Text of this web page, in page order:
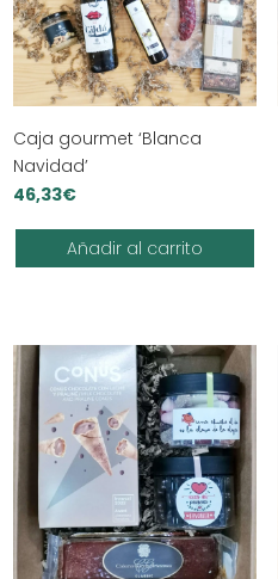
Caja gourmet ‘Blanca
Navidad’
46,33€
Añadir al carrito